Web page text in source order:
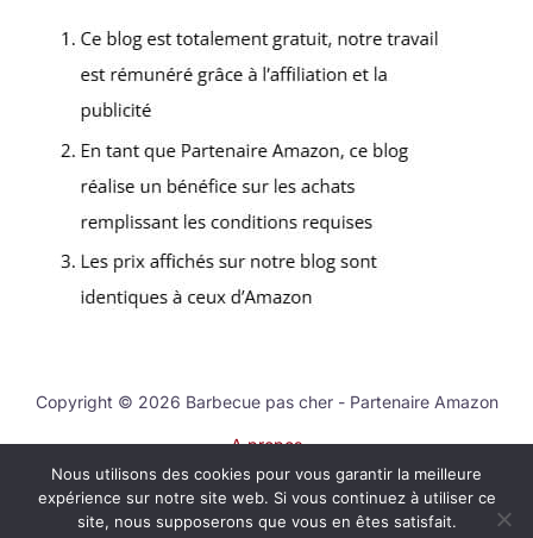
Copyright © 2026 Barbecue pas cher - Partenaire Amazon
A propos
Contact
Mentions légales
Nous utilisons des cookies pour vous garantir la meilleure
expérience sur notre site web. Si vous continuez à utiliser ce
site, nous supposerons que vous en êtes satisfait.